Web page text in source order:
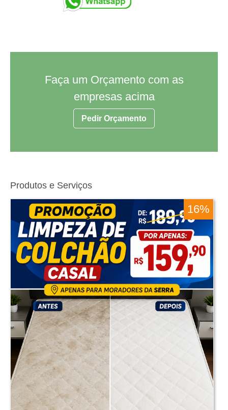
Faça um Orçamento com as
empresas acima
Pedir Orçamento
Produtos e Serviços
16%